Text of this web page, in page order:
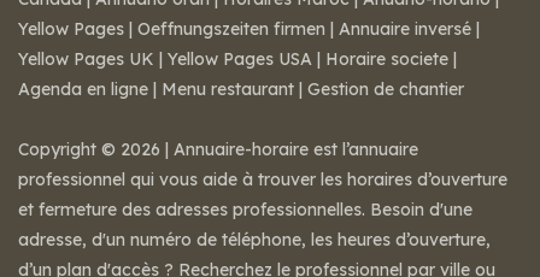
Yellow Pages | Oeffnungszeiten firmen | Annuaire inversé |
Yellow Pages UK | Yellow Pages USA | Horaire societe |
Agenda en ligne | Menu restaurant | Gestion de chantier
Copyright © 2026 | Annuaire-horaire est l’annuaire
professionnel qui vous aide à trouver les horaires d’ouverture
et fermeture des adresses professionnelles. Besoin d'une
adresse, d'un numéro de téléphone, les heures d’ouverture,
d’un plan d'accès ? Recherchez le professionnel par ville ou